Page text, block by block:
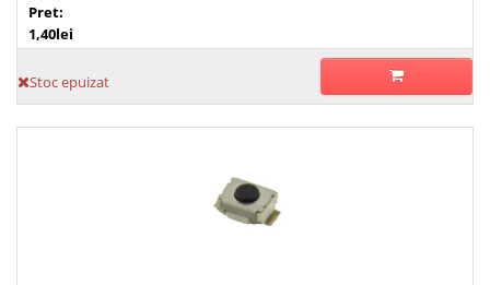
Pret:
1,40lei
Stoc epuizat